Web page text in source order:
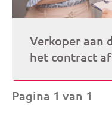
Verkoper aan
het contract
Pagina 1 van 1